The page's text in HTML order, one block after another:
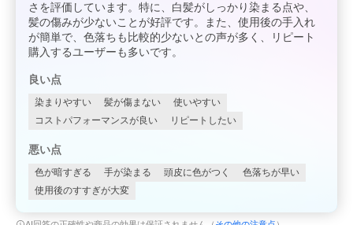
さを評価しています。特に、白髪がしっかり染まる点や、
髪の傷みが少ないことが好評です。また、使用後の手入れ
が簡単で、色落ちも比較的少ないとの声が多く、リピート
購入するユーザーも多いです。
良い点
染まりやすい 髪が傷まない
使いやすい
コストパフォーマンスが良い
リピートしたい
悪い点
色が暗すぎる 手が染まる 頭皮に色がつく
色落ちが早い
使用後のすすぎが大変